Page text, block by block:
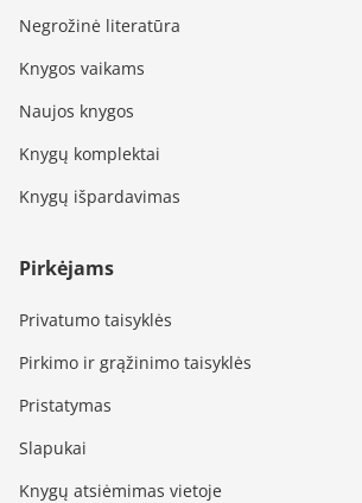
Negrožinė literatūra
Knygos vaikams
Naujos knygos
Knygų komplektai
Knygų išpardavimas
Pirkėjams
Privatumo taisyklės
Pirkimo ir grąžinimo taisyklės
Pristatymas
Slapukai
Knygų atsiėmimas vietoje